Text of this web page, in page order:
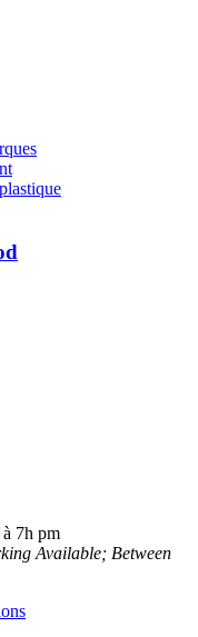
7h pm
Available; Between